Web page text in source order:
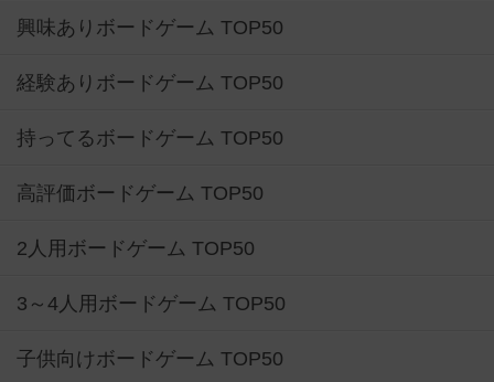
興味ありボードゲーム TOP50
経験ありボードゲーム TOP50
持ってるボードゲーム TOP50
高評価ボードゲーム TOP50
2人用ボードゲーム TOP50
3～4人用ボードゲーム TOP50
子供向けボードゲーム TOP50